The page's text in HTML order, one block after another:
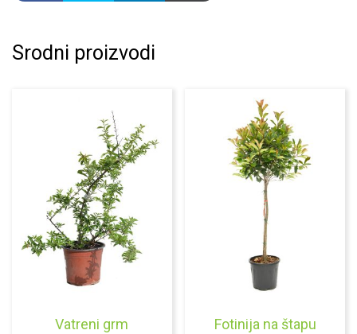
Srodni proizvodi
Vatreni grm Fotinija na štapu